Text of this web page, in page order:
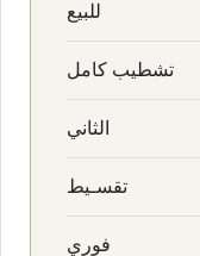
للبيع
تشطيب كامل
الثاني
تقسـيط
فوري